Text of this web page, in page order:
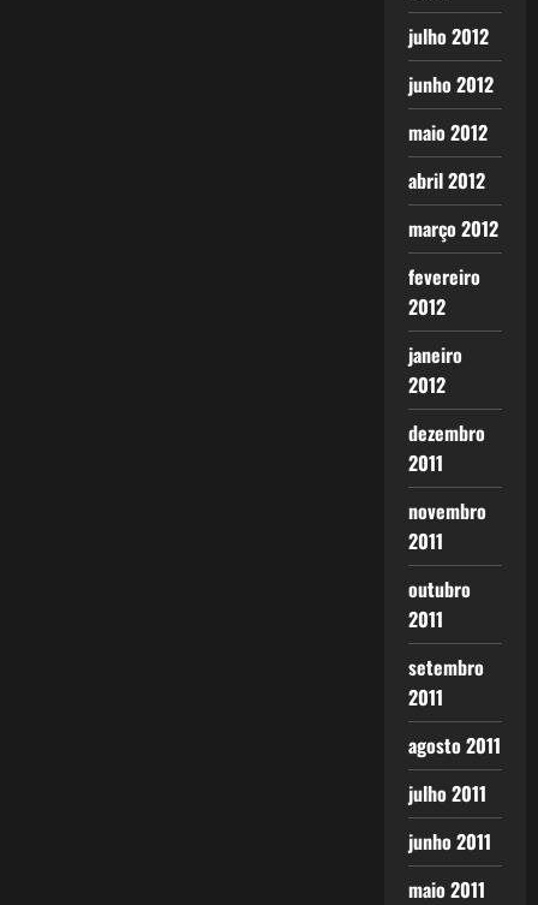
julho 2012
junho 2012
maio 2012
abril 2012
março 2012
fevereiro
2012
janeiro
2012
dezembro
2011
novembro
2011
outubro
2011
setembro
2011
agosto 2011
julho 2011
junho 2011
maio 2011